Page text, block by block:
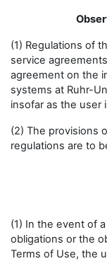
(1) Regulations of
service
agreement on the
systems at Ruhr-
insofar as the user
(2) The provisions
regulations are to
(1) In the event of
obligations or the
Terms of Use, the